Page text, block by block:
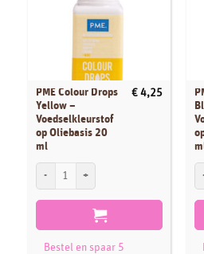
PME Colour Drops
Yellow –
Voedselkleurstof
op Oliebasis 20
ml
€ 4,25
PME Colour Drops Yellow -
Bestel en spaar 5